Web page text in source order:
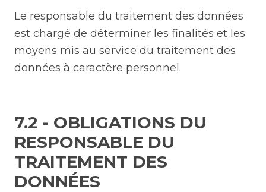
Le responsable du traitement des données
est chargé de déterminer les finalités et les
moyens mis au service du traitement des
données à caractère personnel.
7.2 - OBLIGATIONS DU
RESPONSABLE DU
TRAITEMENT DES
DONNÉES